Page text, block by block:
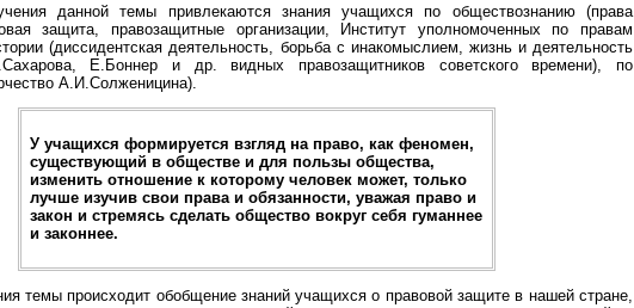
данной темы привлекаются знания учащихся по обществознанию (права
защита, правозащитные организации, Институт уполномоченных по правам
(диссидентская деятельность, борьба с инакомыслием, жизнь и деятельность
Е.Боннер и др. видных правозащитников советского времени), по
А.И.Солженицина).
У учащихся формируется взгляд на право, как феномен,
существующий в обществе и для пользы общества,
изменить отношение к которому человек может, только
лучше изучив свои права и обязанности, уважая право и
закон и стремясь сделать общество вокруг себя гуманнее
и законнее.
темы происходит обобщение знаний учащихся о правовой защите в нашей стране,